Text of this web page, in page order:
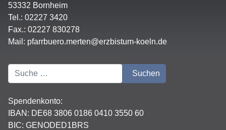
53332 Bornheim
Tel.: 02227 3420
Fax.: 02227 830278
Mail: pfarrbuero.merten@erzbistum-koeln.de
Suchen Suchen
Spendenkonto:
IBAN: DE68 3806 0186 0410 3550 60
BIC: GENODED1BRS